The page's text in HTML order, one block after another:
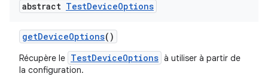
abstract TestDeviceOptions
getDeviceOptions()
Récupère le TestDeviceOptions à utiliser à partir de
la configuration.